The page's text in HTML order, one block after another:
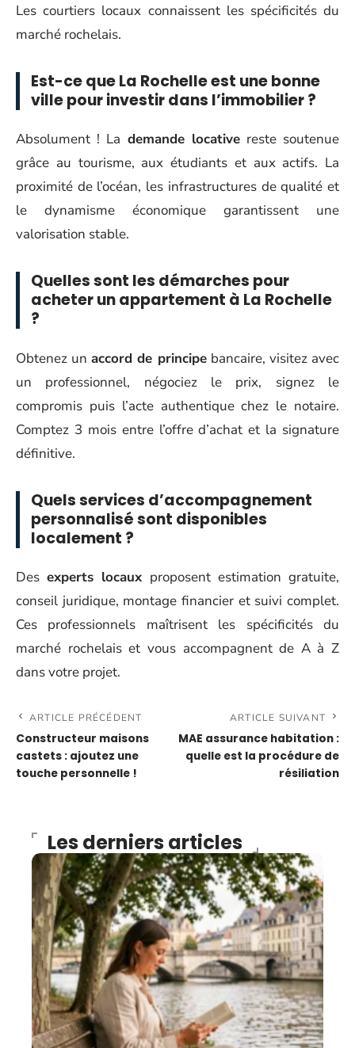
Les courtiers locaux connaissent les spécificités du
marché rochelais.
Est-ce que La Rochelle est une bonne
ville pour investir dans l’immobilier ?
Absolument ! La demande locativereste soutenue
grâce au tourisme, aux étudiants et aux actifs. La
proximité de l’océan, les infrastructures de qualité et
le dynamisme économique garantissent une
valorisation stable.
Quelles sont les démarches pour
acheter un appartement à La Rochelle
?
Obtenez unaccord de principebancaire, visitez avec
un professionnel, négociez le prix, signez le
compromis puis l’acte authentique chez le notaire.
Comptez 3 mois entre l’offre d’achat et la signature
définitive.
Quels services d’accompagnement
personnalisé sont disponibles
localement ?
Desexperts locaux proposent estimation gratuite,
conseil juridique, montage financier et suivi complet.
Ces professionnels maîtrisent les spécificités du
marché rochelais et vous accompagnent de A à Z
dans votre projet.
ARTICLE PRÉCÉDENT
Constructeur maisons
castets : ajoutez une
touche personnelle !
ARTICLE SUIVANT
MAE assurance habitation :
quelle est la procédure de
résiliation
Les derniers articles